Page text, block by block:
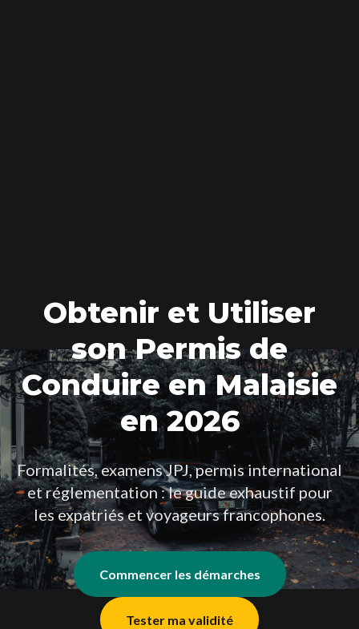
Obtenir et Utiliser
son Permis de
Conduire en Malaisie
en 2026
Formalités, examens JPJ, permis international
et réglementation : le guide exhaustif pour
les expatriés et voyageurs francophones.
Commencer les démarches
Tester ma validité